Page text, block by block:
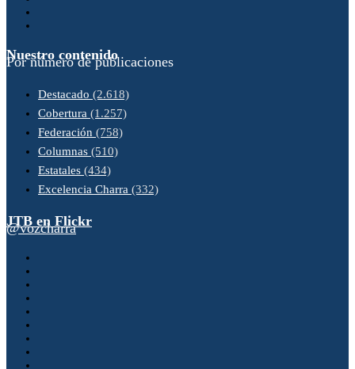
Nuestro contenido
Por número de publicaciones
Destacado (2.618)
Cobertura (1.257)
Federación (758)
Columnas (510)
Estatales (434)
Excelencia Charra (332)
JTB en Flickr
@vozcharra